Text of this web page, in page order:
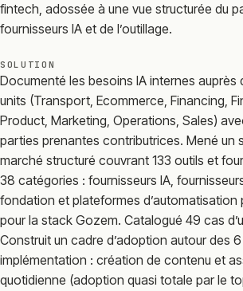
fintech, adossée à une vue structurée du
fournisseurs IA et de l’outillage.
SOLUTION
Documenté les besoins IA internes auprès
units (Transport, Ecommerce, Financing,
Product, Marketing, Operations, Sales)
parties prenantes contributrices. Mené un
marché structuré couvrant 133 outils et
38 catégories : fournisseurs IA,
fondation et plateformes d’automatisation
pour la stack Gozem. Catalogué 49 cas
Construit un cadre d’adoption autour des
implémentation : création de contenu et
quotidienne (adoption quasi totale par le